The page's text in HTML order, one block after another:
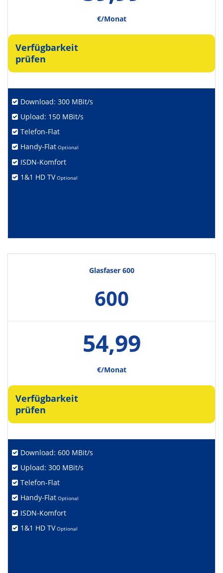
€/Monat
Verfügbarkeit
prüfen
Download: 300 MBit/s
Upload: 150 MBit/s
Telefon-Flat
Handy-Flat Optional
ISDN-Komfort
1&1 HD TV Optional
Glasfaser 600
600
54,99
€/Monat
Verfügbarkeit
prüfen
Download: 600 MBit/s
Upload: 300 MBit/s
Telefon-Flat
Handy-Flat Optional
ISDN-Komfort
1&1 HD TV Optional